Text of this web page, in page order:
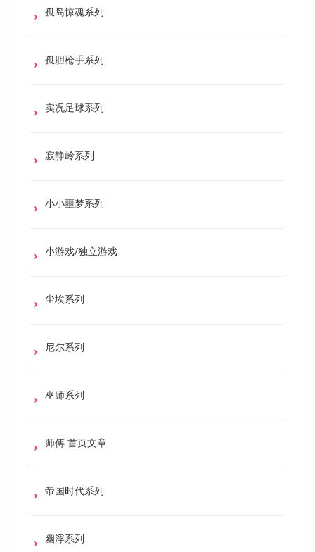
孤岛惊魂系列
孤胆枪手系列
实况足球系列
寂静岭系列
小小噩梦系列
小游戏/独立游戏
尘埃系列
尼尔系列
巫师系列
师傅 首页文章
帝国时代系列
幽浮系列